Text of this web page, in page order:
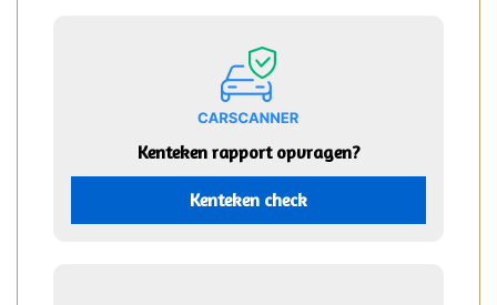
Kenteken rapport opvragen?
Kenteken check